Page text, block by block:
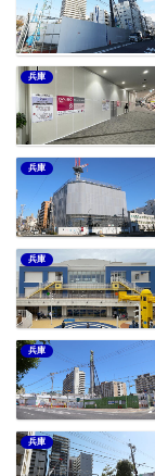
兵庫
兵庫
兵庫
兵庫
兵庫